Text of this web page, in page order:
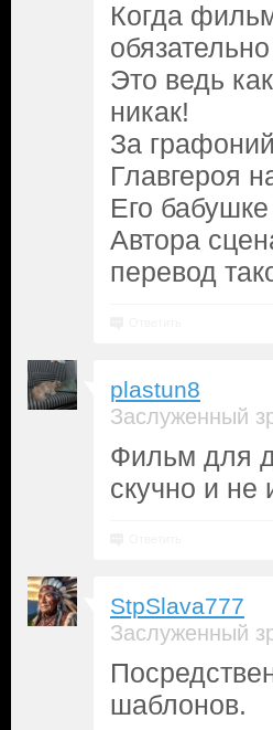
Когда
Это ведь
никак!
За
Главгероя
Его
Автора
перевод
plastun8
Заслуженный
Фильм для
скучно и не
StpSlava777
Заслуженный
шаблонов.